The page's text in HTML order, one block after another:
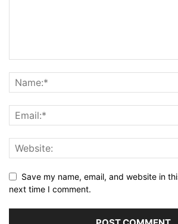
Save my name, email, and website in
next time I comment.